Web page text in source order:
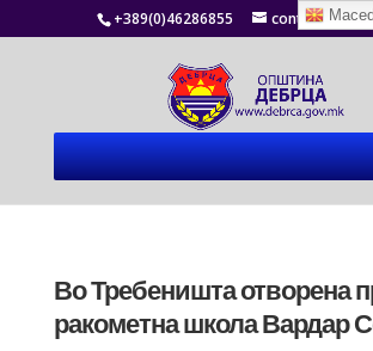
+389(0)46286855
Во Требеништа отворена
ракометна школа Вардар